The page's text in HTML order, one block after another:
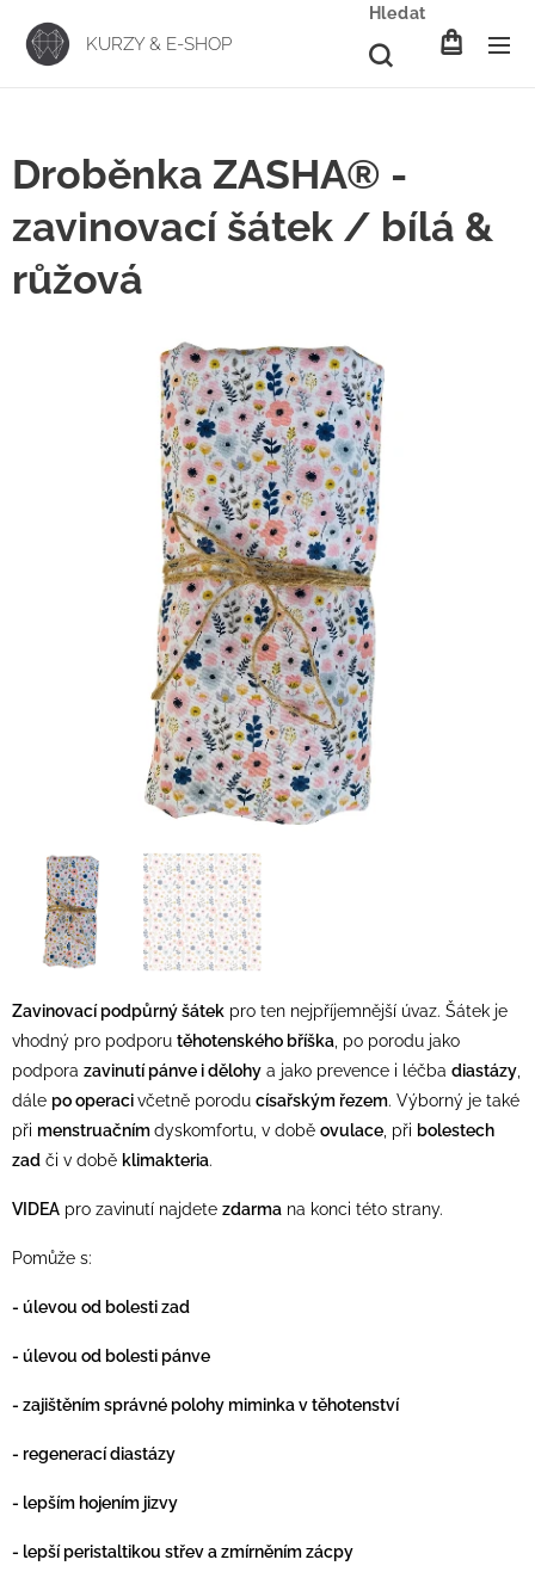
KURZY & E-SHOP
Hledat
Droběnka ZASHA® -
zavinovací šátek / bílá &
růžová
Zavinovací podpůrný šátek pro ten nejpříjemnější úvaz. Šátek je
vhodný pro podporu těhotenského bříška , po porodu jako
podpora zavinutí pánve i dělohy a jako prevence i léčba diastázy
dále po operacivčetně porodu císařským řezem. Výborný je také
při menstruačnímdyskomfortu, v době ovulace , při bolestech
zad či v době klimakteria.
VIDEA pro zavinutí najdete zdarma na konci této strany.
Pomůže s:
- úlevou od bolesti zad
- úlevou od bolesti pánve
- zajištěním správné polohy miminka v těhotenství
- regenerací diastázy
- lepším hojením jizvy
- lepší peristaltikou střev azmírněnímzácpy